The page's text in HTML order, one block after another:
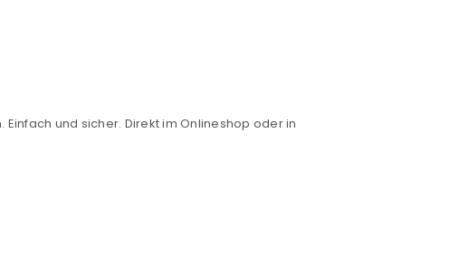
und sicher. Direkt im Onlineshop oder in